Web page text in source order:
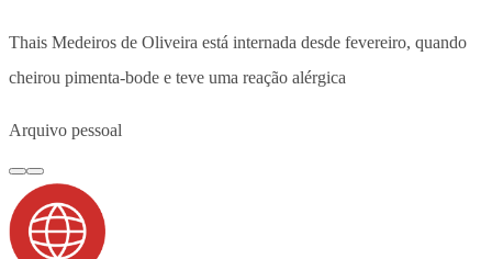
Thais Medeiros de Oliveira está internada desde fevereiro, quando
cheirou pimenta-bode e teve uma reação alérgica
Arquivo pessoal